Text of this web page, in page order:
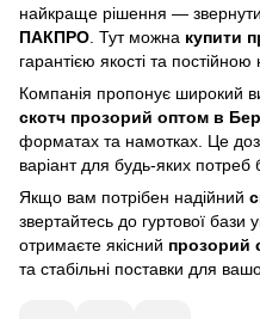
найкраще рішення —
ПАКПРО . Тут можна купити
гарантією якості та
Компанія пропонує широкий
скотч прозорий оптом в
форматах та намотках. Це
варіант для будь-яких потреб
Якщо вам потрібен надійний
звертайтесь до гуртової бази
отримаєте якісний прозорий
та стабільні поставки для